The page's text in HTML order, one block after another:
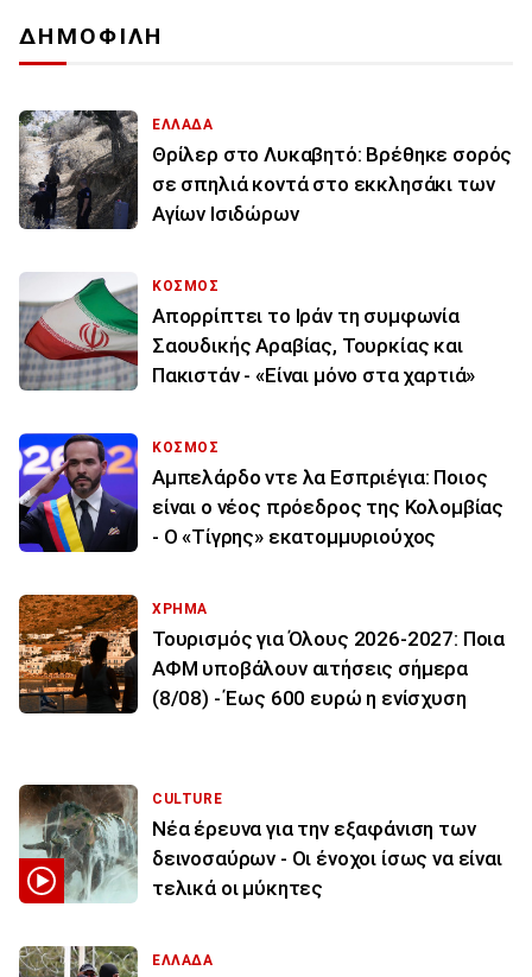
ΔΗΜΟΦΙΛΗ
ΕΛΛΑΔΑ
Θρίλερ στο Λυκαβητό: Βρέθηκε σορός
σε σπηλιά κοντά στο εκκλησάκι των
Αγίων Ισιδώρων
ΚΟΣΜΟΣ
Απορρίπτει το Ιράν τη συμφωνία
Σαουδικής Αραβίας, Τουρκίας και
Πακιστάν - «Είναι μόνο στα χαρτιά»
ΚΟΣΜΟΣ
Αμπελάρδο ντε λα Εσπριέγια: Ποιος
είναι ο νέος πρόεδρος της Κολομβίας
- Ο «Τίγρης» εκατομμυριούχος
ΧΡΗΜΑ
Τουρισμός για Όλους 2026-2027: Ποια
ΑΦΜ υποβάλουν αιτήσεις σήμερα
(8/08) - Έως 600 ευρώ η ενίσχυση
CULTURE
Νέα έρευνα για την εξαφάνιση των
δεινοσαύρων - Οι ένοχοι ίσως να είναι
τελικά οι μύκητες
ΕΛΛΑΔΑ